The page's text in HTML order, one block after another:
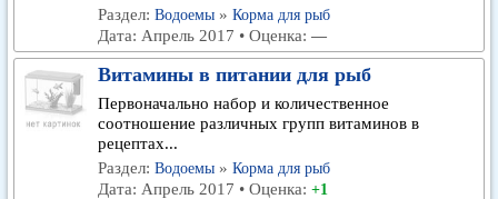
Раздел: Водоемы » Корма для рыб
Дата: Апрель 2017 • Оценка: —
Витамины в питании для рыб
Первоначально набор и количественное
соотношение различных групп витаминов в
рецептах...
Раздел: Водоемы » Корма для рыб
Дата: Апрель 2017 • Оценка: +1